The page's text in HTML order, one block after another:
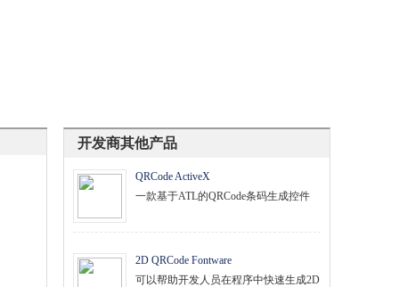
开发商其他产品
QRCode ActiveX
一款基于ATL的QRCode条码生成控件
2D QRCode Fontware
可以帮助开发人员在程序中快速生成2D